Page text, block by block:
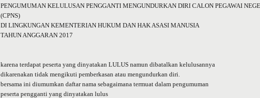
PENGUMUMAN KELULUSAN PENGGANTI MENGUNDURKAN DIRI CALON PEGAWAI
(CPNS)
DI LINGKUNGAN KEMENTERIAN HUKUM DAN HAK ASASI MANUSIA
TAHUN ANGGARAN 2017
karena terdapat peserta yang dinyatakan LULUS namun dibatalkan kelulusannya
dikarenakan tidak mengikuti pemberkasan atau mengundurkan diri.
bersama ini diumumkan daftar nama sebagaimana termuat dalam pengumuman
peserta pengganti yang dinyatakan lulus